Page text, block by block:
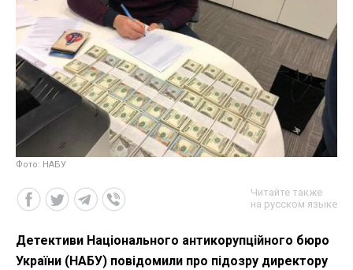
Фото: НАБУ
Читайте также
на русском языке
Детективи Національного антикорупційного бюро
України (НАБУ) повідомили про підозру директору